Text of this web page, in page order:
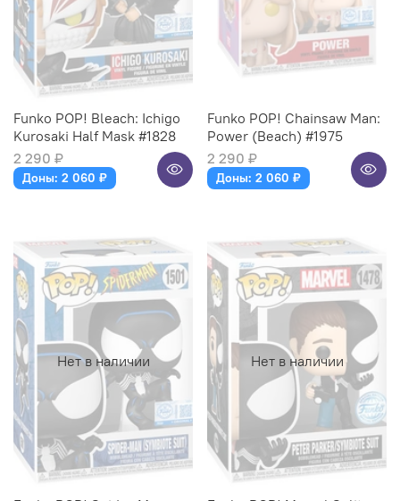
Funko POP! Bleach: Ichigo
Kurosaki Half Mask #1828
2 290 ₽
Доны: 2 060 ₽
Funko POP! Chainsaw Man:
Power (Beach) #1975
2 290 ₽
Доны: 2 060 ₽
Нет в наличии Нет в наличии